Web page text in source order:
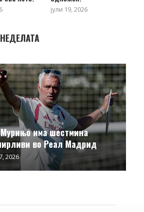
јули 19, 2026
има шестмина
во Реал Мадрид
2026